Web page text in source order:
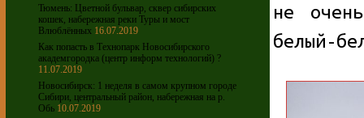
Тюмень: Цветной бульвар, сквер сибирских
кошек, набережная реки Туры и мост
Влюблённых 16.07.2019
Как попасть в Технопарк Новосибирского
академгородка (центр информ технологий) ?
11.07.2019
Новосибирск: 1 неделя в самом крупном городе
Сибири, центральный район, набережная на р.
Обь 10.07.2019
не
белый-